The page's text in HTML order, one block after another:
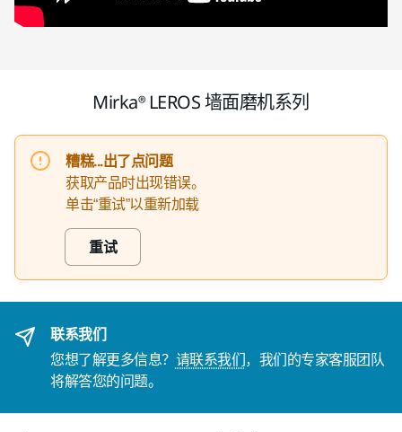
Mirka® LEROS 墙面磨机系列
糟糕...出了点问题
获取产品时出现错误。
单击“重试”以重新加载
重试
联系我们
您想了解更多信息？ 请联系我们，我们的专家客服团队
将解答您的问题。